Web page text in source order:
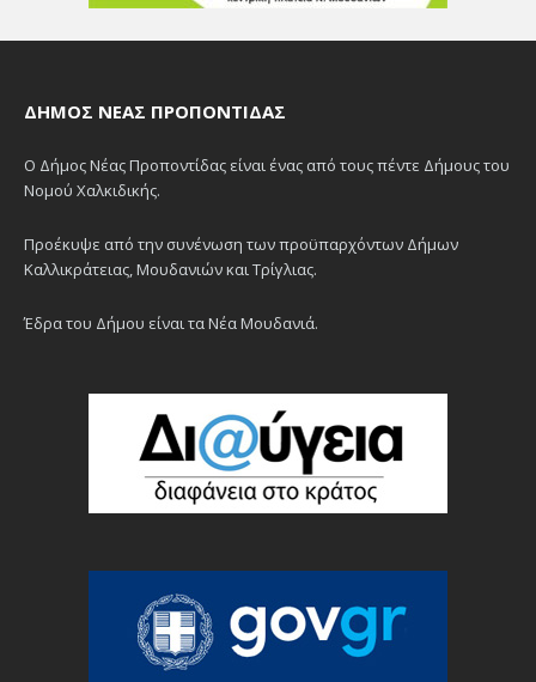
ΔΉΜΟΣ ΝΈΑΣ ΠΡΟΠΟΝΤΊΔΑΣ
Ο Δήμος Νέας Προποντίδας είναι ένας από τους πέντε Δήμους του
Νομού Χαλκιδικής.
Προέκυψε από την συνένωση των προϋπαρχόντων Δήμων
Καλλικράτειας, Μουδανιών και Τρίγλιας.
Έδρα του Δήμου είναι τα Νέα Μουδανιά.